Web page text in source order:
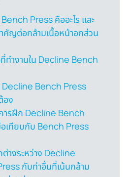
Press คืออะไร และ
คัญต่อกล้ามเนื้อหน้าอกส่วน
ทำงานใน Decline Bench
Decline Bench Press
อง
ารฝึก Decline Bench
อเทียบกับ Bench Press
างระหว่าง Decline
กับท่าอื่นที่เน้นกล้าม